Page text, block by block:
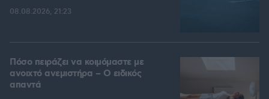
08.08.2026, 21:23
Πόσο πειράζει να κοιμόμαστε με
ανοιχτό ανεμιστήρα – Ο ειδικός
απαντά